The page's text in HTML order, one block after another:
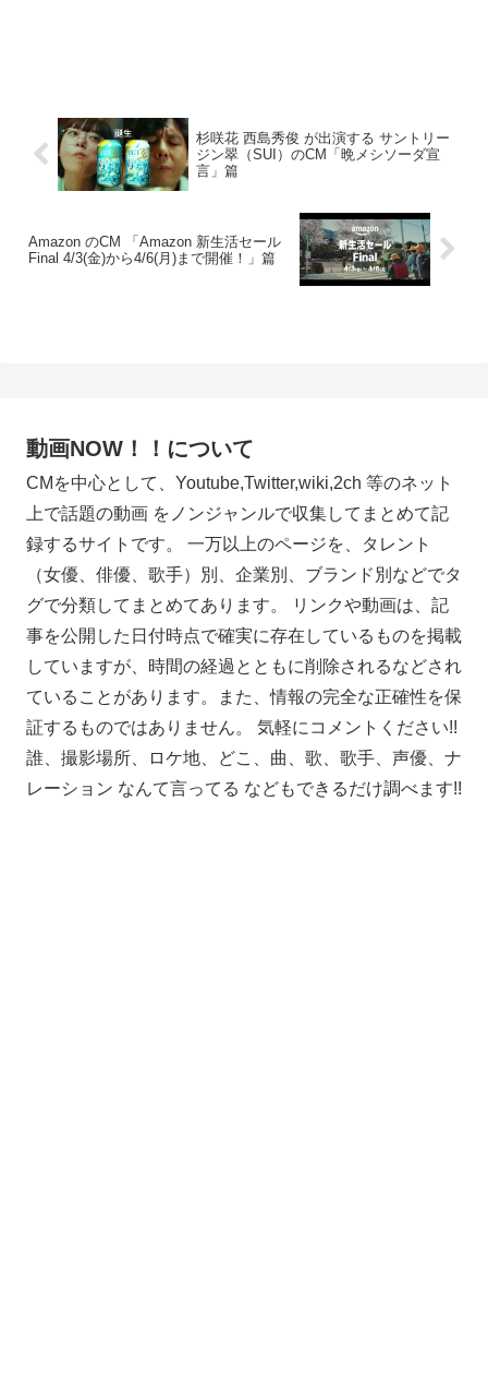
杉咲花 西島秀俊 が出演する サントリー
ジン翠（SUI）のCM「晩メシソーダ宣
言」篇
Amazon のCM 「Amazon 新生活セール
Final 4/3(金)から4/6(月)まで開催！」篇
動画NOW！！について
CMを中心として、Youtube,Twitter,wiki,2ch 等のネット
上で話題の動画 をノンジャンルで収集してまとめて記
録するサイトです。 一万以上のページを、タレント
（女優、俳優、歌手）別、企業別、ブランド別などでタ
グで分類してまとめてあります。 リンクや動画は、記
事を公開した日付時点で確実に存在しているものを掲載
していますが、時間の経過とともに削除されるなどされ
ていることがあります。また、情報の完全な正確性を保
証するものではありません。 気軽にコメントください!!
誰、撮影場所、ロケ地、どこ、曲、歌、歌手、声優、ナ
レーション なんて言ってる などもできるだけ調べます!!